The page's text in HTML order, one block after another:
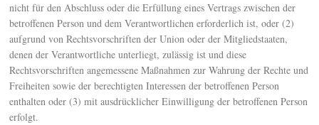
nicht für den Abschluss oder die Erfüllung eines Vertrags zwischen der
betroffenen Person und dem Verantwortlichen erforderlich ist, oder (2)
aufgrund von Rechtsvorschriften der Union oder der Mitgliedstaaten,
denen der Verantwortliche unterliegt, zulässig ist und diese
Rechtsvorschriften angemessene Maßnahmen zur Wahrung der Rechte und
Freiheiten sowie der berechtigten Interessen der betroffenen Person
enthalten oder (3) mit ausdrücklicher Einwilligung der betroffenen Person
erfolgt.